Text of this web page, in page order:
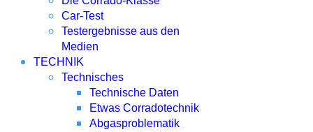
Car-Test
Testergebnisse aus den
Medien
TECHNIK
Technisches
Technische Daten
Etwas Corradotechnik
Abgasproblematik